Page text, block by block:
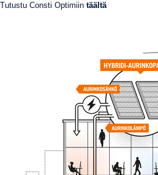
Tutustu Consti Optimiin täältä